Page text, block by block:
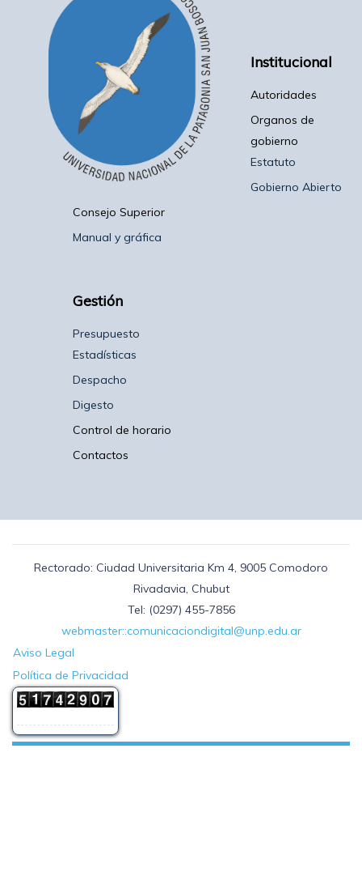
Institucional
Autoridades
Organos de
gobierno
Estatuto
Gobierno Abierto
Consejo Superior
Manual y gráfica
Gestión
Presupuesto
Estadísticas
Despacho
Digesto
Control de horario
Contactos
Rectorado: Ciudad Universitaria Km 4, 9005 Comodoro
Rivadavia, Chubut
Tel: (0297) 455-7856
webmaster::comunicaciondigital@unp.edu.ar
Aviso Legal
Política de Privacidad